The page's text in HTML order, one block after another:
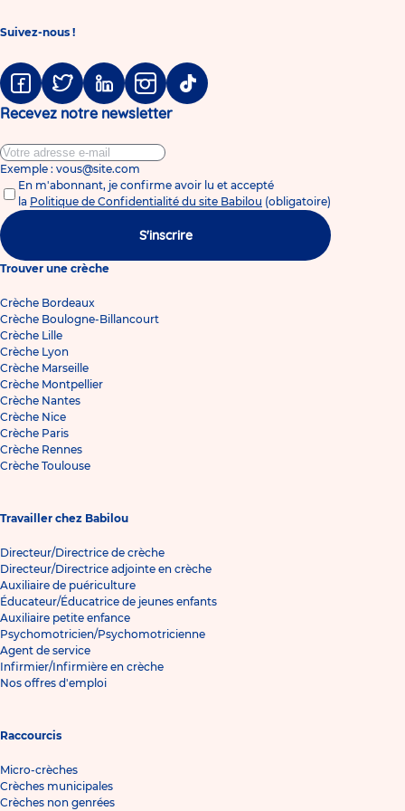
Suivez-nous !
FacebookTwitter LinkedinInstagramTiktok
Recevez notre newsletter
Exemple : vous@site.com
En m'abonnant, je confirme avoir lu et accepté
la Politique de Confidentialité du site Babilou (obligatoire)
S'inscrire
Trouver une crèche
Crèche Bordeaux
Crèche Boulogne-Billancourt
Crèche Lille
Crèche Lyon
Crèche Marseille
Crèche Montpellier
Crèche Nantes
Crèche Nice
Crèche Paris
Crèche Rennes
Crèche Toulouse
Travailler chez Babilou
Directeur/Directrice de crèche
Directeur/Directrice adjointe en crèche
Auxiliaire de puériculture
Éducateur/Éducatrice de jeunes enfants
Auxiliaire petite enfance
Psychomotricien/Psychomotricienne
Agent de service
Infirmier/Infirmière en crèche
Nos offres d'emploi
Raccourcis
Micro-crèches
Crèches municipales
Crèches non genrées